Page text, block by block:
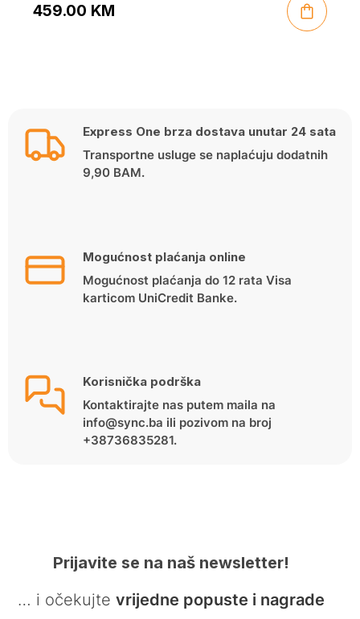
459.00 KM
Express One brza dostava unutar 24 sata
Transportne usluge se naplaćuju dodatnih
9,90 BAM.
Mogućnost plaćanja online
Mogućnost plaćanja do 12 rata Visa
karticom UniCredit Banke.
Korisnička podrška
Kontaktirajte nas putem maila na
info@sync.ba ili pozivom na broj
+38736835281.
Prijavite se na naš newsletter!
… i očekujte vrijedne popuste i nagrade